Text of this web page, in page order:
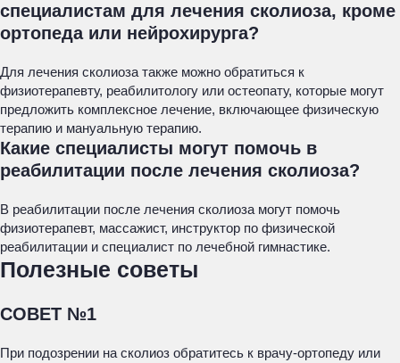
специалистам для лечения сколиоза, кроме
ортопеда или нейрохирурга?
Для лечения сколиоза также можно обратиться к
физиотерапевту, реабилитологу или остеопату, которые могут
предложить комплексное лечение, включающее физическую
терапию и мануальную терапию.
Какие специалисты могут помочь в
реабилитации после лечения сколиоза?
В реабилитации после лечения сколиоза могут помочь
физиотерапевт, массажист, инструктор по физической
реабилитации и специалист по лечебной гимнастике.
Полезные советы
СОВЕТ №1
При подозрении на сколиоз обратитесь к врачу-ортопеду или